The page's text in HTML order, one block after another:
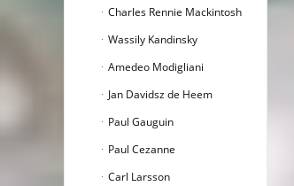
Charles Rennie Mackintosh
Wassily Kandinsky
Amedeo Modigliani
Jan Davidsz de Heem
Paul Gauguin
Paul Cezanne
Carl Larsson